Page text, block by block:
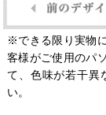
※できる限り実物
客様がご使用のパ
て、色味が若干異
い。